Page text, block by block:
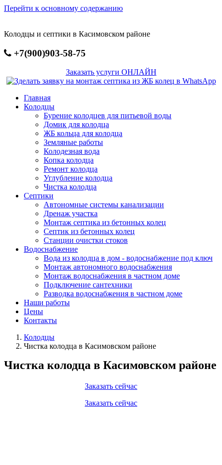
Перейти к основному содержанию
Колодцы и септики в Касимовском районе
+7(900)903-58-75
Заказать услуги ОНЛАЙН
Главная
Колодцы
Бурение колодцев для питьевой воды
Домик для колодца
ЖБ кольца для колодца
Земляные работы
Колодезная вода
Копка колодца
Ремонт колодца
Углубление колодца
Чистка колодца
Септики
Автономные системы канализации
Дренаж участка
Монтаж септика из бетонных колец
Септик из бетонных колец
Станции очистки стоков
Водоснабжение
Вода из колодца в дом - водоснабжение под ключ
Монтаж автономного водоснабжения
Монтаж водоснабжения в частном доме
Подключение сантехники
Разводка водоснабжения в частном доме
Наши работы
Цены
Контакты
Колодцы
Чистка колодца в Касимовском районе
Чистка колодца в Касимовском районе
Заказать сейчас
Заказать сейчас